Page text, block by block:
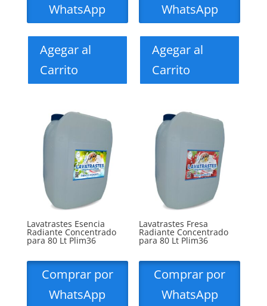
WhatsApp
Agegar al
Carrito
WhatsApp
Agegar al
Carrito
Lavatrastes Esencia
Radiante Concentrado
para 80 Lt Plim36
Comprar por
WhatsApp
Lavatrastes Fresa
Radiante Concentrado
para 80 Lt Plim36
Comprar por
WhatsApp